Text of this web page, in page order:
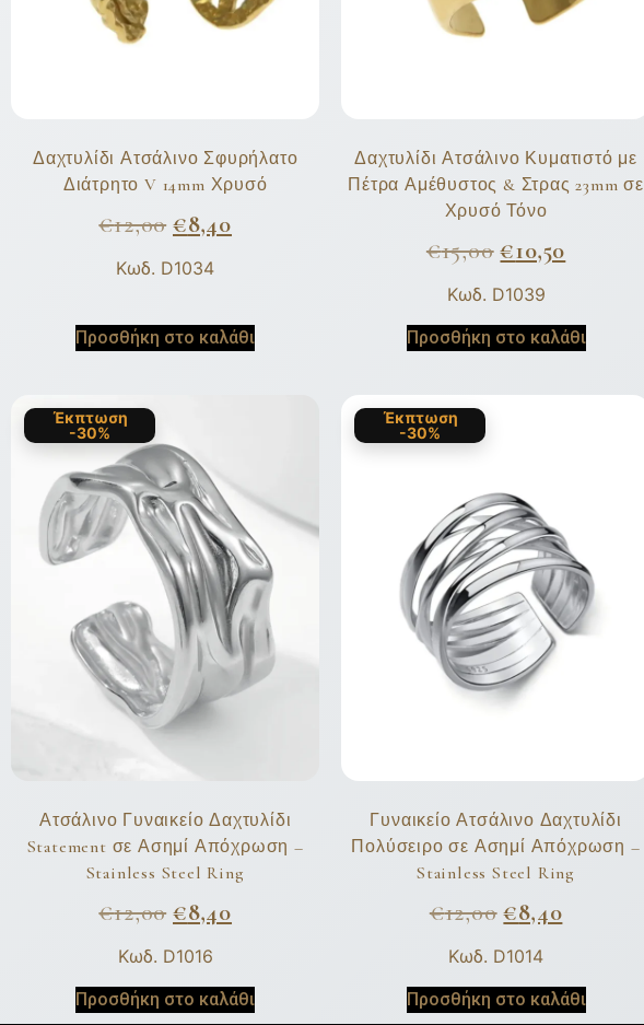
Δαχτυλίδι Ατσάλινο Σφυρήλατο
Διάτρητο V 14mm Χρυσό
€12,00 €8,40
Κωδ. D1034
Προσθήκη στο καλάθι
Δαχτυλίδι Ατσάλινο Κυματιστό με
Πέτρα Αμέθυστος & Στρας 23mm σε
Χρυσό Τόνο
€15,00 €10,50
Κωδ. D1039
Προσθήκη στο καλάθι
Έκπτωση
-30%
Ατσάλινο Γυναικείο Δαχτυλίδι
Statement σε Ασημί Απόχρωση –
Stainless Steel Ring
€12,00 €8,40
Κωδ. D1016
Προσθήκη στο καλάθι
Έκπτωση
-30%
Γυναικείο Ατσάλινο Δαχτυλίδι
Πολύσειρο σε Ασημί Απόχρωση –
Stainless Steel Ring
€12,00 €8,40
Κωδ. D1014
Προσθήκη στο καλάθι